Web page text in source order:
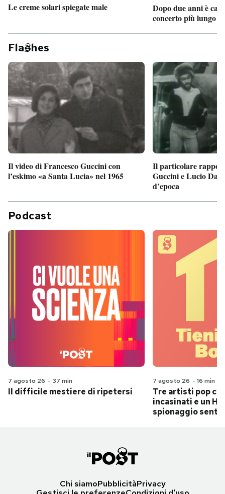
Le creme solari spiegate male
Dopo due anni è
concerto più lungo
Fla hes
Il video di Francesco Guccini con
l’eskimo «a Santa Lucia» nel 1965
Il particolare
Guccini e Lucio
d’epoca
Podcast
7 agosto 26 - 37 min
Il difficile mestiere di ripetersi
7 agosto 26 - 16 min
Tre artisti pop
incasinati e un
spionaggio
Chi siamoPubblicitàPrivacy